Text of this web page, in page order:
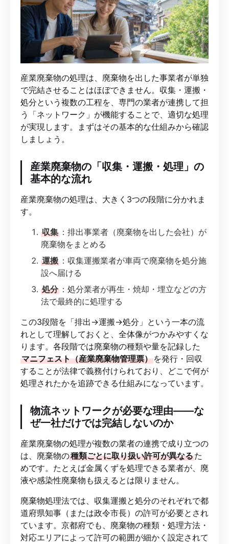
産業廃棄物の処理は、廃棄物を出した事業者が単独
で完結させることはほぼできません。収集・運搬・
処分という複数の工程を、専門の業者が連携して担
う「ネットワーク」が機能することで、適切な処理
が実現します。まずはその基本的な仕組みから確認
しましょう。
産業廃棄物の「収集・運搬・処理」の
基本的な流れ
産業廃棄物の処理は、大きく3つの段階に分かれま
す。
収集 ：排出事業者（廃棄物を出した会社）が
廃棄物をまとめる
運搬 ：収集運搬業者が車両で廃棄物を処分施
設へ届ける
処分 ：処分業者が再生・焼却・埋立などの方
法で最終的に処理する
この3段階を「排出→運搬→処分」という一本の流
れとして理解しておくと、全体像がつかみやすくな
ります。各段階では廃棄物の種類や量を記録した
マニフェスト（産業廃棄物管理票） を発行・回収
することが法律で義務付けられており、どこで何が
処理されたかを追跡できる仕組みになっています。
物流ネットワークが必要な理由——な
ぜ一社だけでは完結しないのか
産業廃棄物の処理が複数の業者の連携で成り立つの
は、廃棄物の種類ごとに取り扱い許可が異なるた
めです。たとえば金属くずを処理できる業者が、廃
液や感染性廃棄物も扱えるとは限りません。
廃棄物処理法では、収集運搬と処分のそれぞれで都
道府県知事（または政令市長）の許可が必要とされ
ています。京都府でも、廃棄物の種類・処理方法・
対応エリアによって許可の範囲が細かく設定されて